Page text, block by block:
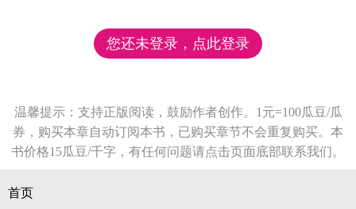
您还未登录，点此登录
温馨提示：支持正版阅读，鼓励作者创作。1元=100瓜豆/瓜
券，购买本章自动订阅本书，已购买章节不会重复购买。本
书价格15瓜豆/千字，有任何问题请点击页面底部联系我们。
首页